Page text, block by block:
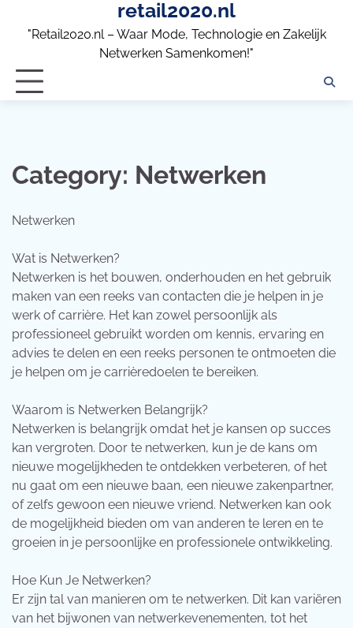
retail2020.nl
"Retail2020.nl – Waar Mode, Technologie en Zakelijk
Netwerken Samenkomen!"
Category: Netwerken
Netwerken
Wat is Netwerken?
Netwerken is het bouwen, onderhouden en het gebruik
maken van een reeks van contacten die je helpen in je
werk of carrière. Het kan zowel persoonlijk als
professioneel gebruikt worden om kennis, ervaring en
advies te delen en een reeks personen te ontmoeten die
je helpen om je carrièredoelen te bereiken.
Waarom is Netwerken Belangrijk?
Netwerken is belangrijk omdat het je kansen op succes
kan vergroten. Door te netwerken, kun je de kans om
nieuwe mogelijkheden te ontdekken verbeteren, of het
nu gaat om een nieuwe baan, een nieuwe zakenpartner,
of zelfs gewoon een nieuwe vriend. Netwerken kan ook
de mogelijkheid bieden om van anderen te leren en te
groeien in je persoonlijke en professionele ontwikkeling.
Hoe Kun Je Netwerken?
Er zijn tal van manieren om te netwerken. Dit kan variëren
van het bijwonen van netwerkevenementen, tot het